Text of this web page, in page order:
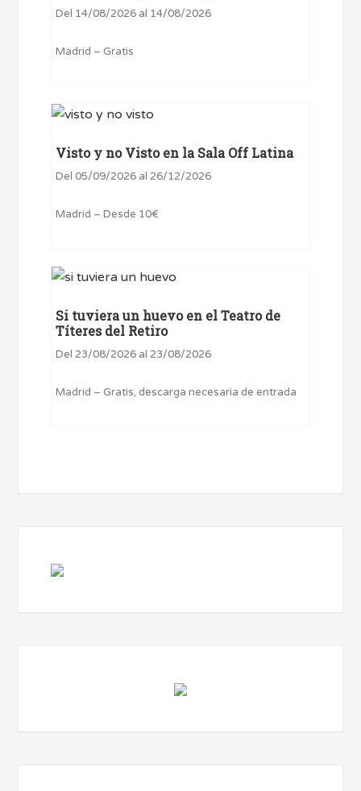
Del 14/08/2026 al 14/08/2026
Madrid – Gratis
Visto y no Visto en la Sala Off Latina
Del 05/09/2026 al 26/12/2026
Madrid – Desde 10€
Si tuviera un huevo en el Teatro de
Títeres del Retiro
Del 23/08/2026 al 23/08/2026
Madrid – Gratis, descarga necesaria de entrada